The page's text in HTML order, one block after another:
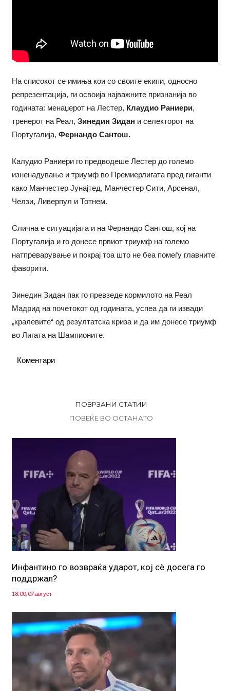
На списокот се имиња кои со своите екипи, односно
репрезентација, ги освоија најважните признанија во
годината: менаџерот на Лестер, Клаудио Раниери,
тренерот на Реал, Зинедин Зидан и селекторот на
Португалија, Фернандо Сантош.
Калудио Раниери го предводеше Лестер до големо
изненадување и триумф во Премиерлигата пред гиганти
како Манчестер Јунајтед, Манчестер Сити, Арсенал,
Челзи, Ливерпул и Тотнем.
Слична е ситуацијата и на Фернандо Сантош, кој на
Португалија и го донесе првиот триумф на големо
натпреварување и покрај тоа што не беа помеѓу главните
фаворити.
Зинедин Зидан пак го превзеде кормилото на Реал
Мадрид на почетокот од годината, успеа да ги извади
„кралевите“ од резултатска криза и да им донесе триумф
во Лигата на Шампионите.
Коментари
ПОВРЗАНИ СТАТИИ
ПОВЕЌЕ ВО ОСТАНАТО
Инфантино го возвраќа ударот, кој сè досега го
поддржал?
18:00, 07 август